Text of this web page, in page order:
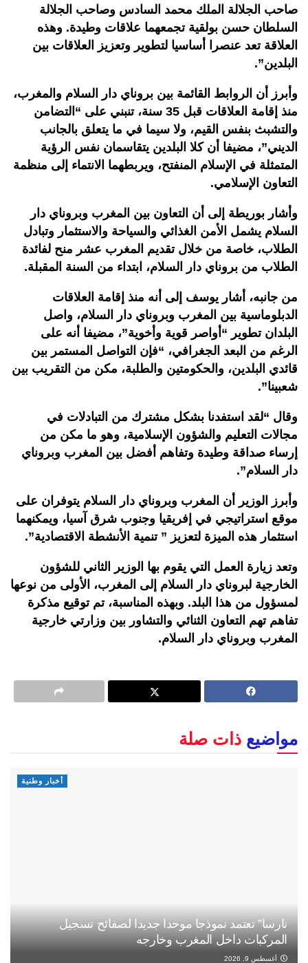
صاحب الجلالة الملك محمد السادس وصاحب الجلالة
السلطان حسن بولقية تجمعهما علاقات وطيدة. وهذه
العلاقة تعد عنصرا أساسيا لتطوير وتعزيز العلاقات بين
البلدين”.
وأبرز أن الروابط القائمة بين بروناي دار السلام والمغرب،
منذ إقامة العلاقات قبل 35 سنة، تنبني على “التضامن
والتشبث بنفس القيم، ولا سيما في ما يتعلق بالجانب
الديني”، مضيفا أن كلا البلدين يتقاسمان نفس الرؤية
المتمثلة في الإسلام المنفتح، ويربطهما الانتماء إلى منظمة
التعاون الإسلامي.
وأشار بوريطة إلى أن التعاون بين المغرب وبروناي دار
السلام يشمل الأمن الغذائي والسياحة والاستثمار وتبادل
الطلاب، خاصة من خلال تقديم المغرب عشر منح لفائدة
الطلاب من بروناي دار السلام، ابتداء من السنة المقبلة.
من جانبه، أشار يوسف إلى أنه منذ إقامة العلاقات
الدبلوماسية بين المغرب وبروناي دار السلام، واصل
البلدان تطوير “أواصر قوية وأخوية”، مضيفا أنه على
الرغم من البعد الجغرافي، “فإن التواصل المستمر بين
قائدي البلدين، والحكومتين والطلبة، مكن من التقريب بين
شعبينا”.
وقال “لقد استفدنا بشكل مشترك من التبادلات في
مجالات التعليم والشؤون الإسلامية، وهو ما مكن من
إرساء صداقة وطيدة وتفاهم أفضل بين المغرب وبروناي
دار السلام”.
وأبرز الوزير أن المغرب وبروناي دار السلام يتوفران على
موقع استراتيجي في إفريقيا وجنوب شرق آسيا، ويمكنهما
استثمار هذه الميزة لتعزيز ” تنمية الأنشطة الاقتصادية”.
وتعد زيارة العمل التي يقوم بها الوزير الثاني للشؤون
الخارجية لبروناي دار السلام إلى المغرب، الأولى من نوعها
لمسؤول من هذا البلد. وبهذه المناسبة، تم توقيع مذكرة
تفاهم تهم التعاون الثنائي والتشاور بين وزارتي خارجية
المغرب وبروناي دار السلام.
مواضيع ذات صلة
أخبار وطنية
نارسا” تعتمد نموذجا موحدا جديدا لصفائح تسجيل
المركبات داخل المغرب وخارجه
أغسطس 9, 2026